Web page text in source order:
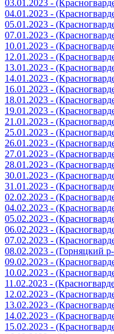
03.01.2023 -
04.01.2023 -
05.01.2023 -
07.01.2023 -
10.01.2023 -
12.01.2023 -
13.01.2023 -
14.01.2023 -
16.01.2023 -
18.01.2023 -
19.01.2023 -
21.01.2023 -
25.01.2023 -
26.01.2023 -
27.01.2023 -
28.01.2023 -
30.01.2023 -
31.01.2023 -
02.02.2023 -
04.02.2023 -
05.02.2023 -
06.02.2023 -
07.02.2023 -
08.02.2023 - (Горняцкий
09.02.2023 -
10.02.2023 -
11.02.2023 -
12.02.2023 -
13.02.2023 -
14.02.2023 -
15.02.2023 -